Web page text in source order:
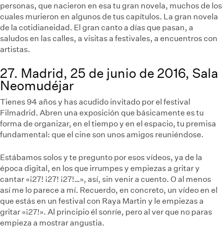
personas, que nacieron en esa tu gran novela, muchos de los
cuales murieron en algunos de tus capítulos. La gran novela
de la cotidianeidad. El gran canto a días que pasan, a
saludos en las calles, a visitas a festivales, a encuentros con
artistas.
27. Madrid, 25 de junio de 2016, Sala
Neomudéjar
Tienes 94 años y has acudido invitado por el festival
Filmadrid. Abren una exposición que básicamente es tu
forma de organizar, en el tiempo y en el espacio, tu premisa
fundamental: que el cine son unos amigos reuniéndose.
Estábamos solos y te pregunto por esos vídeos, ya de la
época digital, en los que irrumpes y empiezas a gritar y
cantar «¡27! ¡27! ¡27!…», así, sin venir a cuento. O al menos
así me lo parece a mí. Recuerdo, en concreto, un vídeo en el
que estás en un festival con Raya Martin y le empiezas a
gritar «¡27!». Al principio él sonríe, pero al ver que no paras
empieza a mostrar angustia.